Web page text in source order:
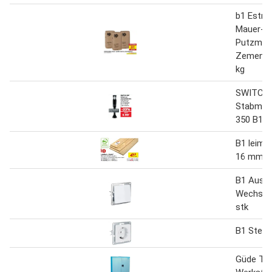
b1
Mauer-
kg
SWITCH
350 B1«
B1
16 mm
B1 Aus-
stk
B1
Güde